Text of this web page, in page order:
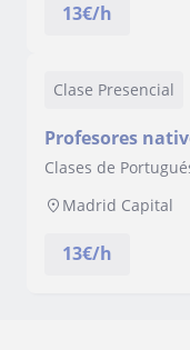
13€/h
Clase Presencial
Profesores
Clases de
Madrid Capital
13€/h